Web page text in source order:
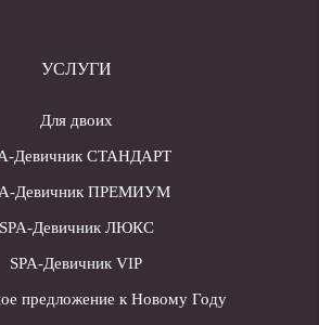
УСЛУГИ
Для двоих
Девичник СТАНДАРТ
Девичник ПРЕМИУМ
SPA-Девичник ЛЮКС
SPA-Девичник VIP
предложение к Новому Году